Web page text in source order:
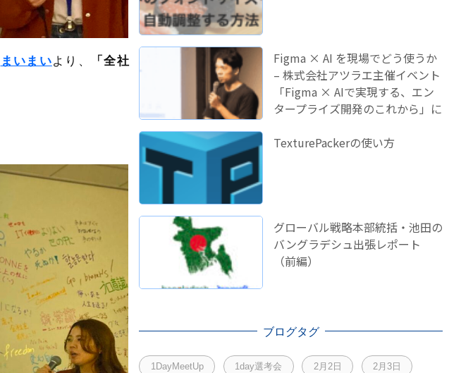
まいまいより、
「全社
Figma × AI を現場でどう使うか
– 株式会社アツラエ主催イベント
「Figma × AIで実現する、エン
タープライズ開発のこれから」に
TexturePackerの使い方
グローバル戦略本部統括・池田の
バングラデシュ出張レポート
（前編）
ブログタグ
1DayMeetUp 1day選考会 2月2日 2月3日